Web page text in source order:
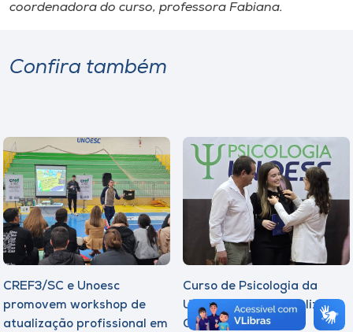
coordenadora do curso, professora Fabiana.
Confira também
CREF3/SC e Unoesc
promovem workshop de
atualização profissional em
Curso de Psicologia da
Unoesc Joaçaba realiza 2ª
Cerimônia do Botton